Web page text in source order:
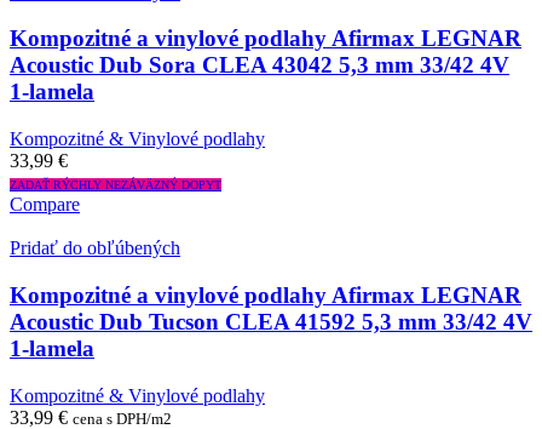
Kompozitné a vinylové podlahy Afirmax LEGNAR
Acoustic Dub Sora CLEA 43042 5,3 mm 33/42 4V
1-lamela
Kompozitné & Vinylové podlahy
33,99 €
ZADAŤ RÝCHLY NEZÁVÄZNÝ DOPYT
Compare
Pridať do obľúbených
Kompozitné a vinylové podlahy Afirmax LEGNAR
Acoustic Dub Tucson CLEA 41592 5,3 mm 33/42 4V
1-lamela
Kompozitné & Vinylové podlahy
33,99 € cena s DPH/m2